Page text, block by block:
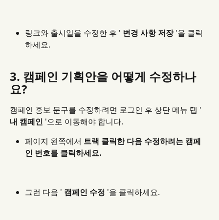
링크와 출시일을 수정한 후 ' 변경 사항 저장 '을 클릭
하세요.
3. 캠페인 기획안을 어떻게 수정하나
요?
캠페인 홍보 문구를 수정하려면 로그인 후 상단 메뉴 탭 '
내 캠페인 '으로 이동해야 합니다.
페이지 왼쪽에서 트랙 클릭한 다음 수정하려는 캠페
인 번호를 클릭하세요.
그런 다음 ' 캠페인 수정 '을 클릭하세요.